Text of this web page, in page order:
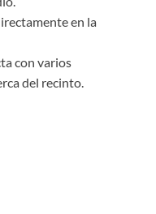
en la
con varios
del recinto.